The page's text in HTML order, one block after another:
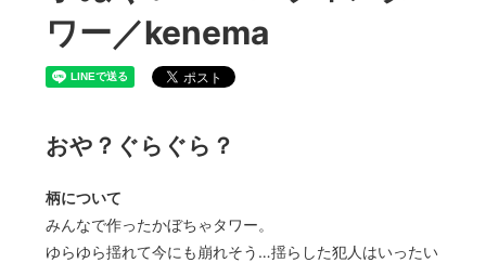
ワー／kenema
おや？ぐらぐら？
柄について
みんなで作ったかぼちゃタワー。
ゆらゆら揺れて今にも崩れそう…揺らした犯人はいったい